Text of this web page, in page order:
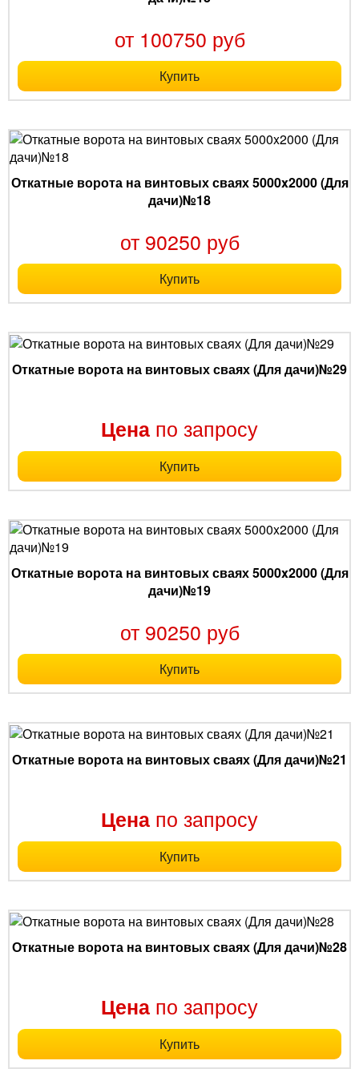
от 100750 руб
Купить
Откатные ворота на винтовых сваях 5000x2000 (Для
дачи)№18
от 90250 руб
Купить
Откатные ворота на винтовых сваях (Для дачи)№29
Цена по запросу
Купить
Откатные ворота на винтовых сваях 5000x2000 (Для
дачи)№19
от 90250 руб
Купить
Откатные ворота на винтовых сваях (Для дачи)№21
Цена по запросу
Купить
Откатные ворота на винтовых сваях (Для дачи)№28
Цена по запросу
Купить